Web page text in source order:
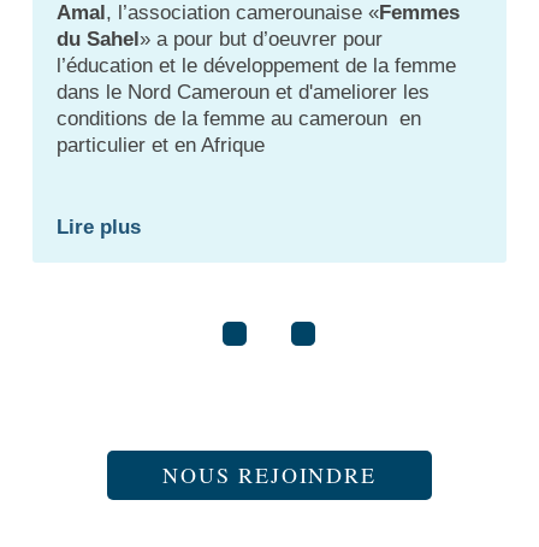
Amal, l’association camerounaise «Femmes
du Sahel» a pour but d’oeuvrer pour
l’éducation et le développement de la femme
dans le Nord Cameroun et d'ameliorer les
conditions de la femme au cameroun en
particulier et en Afrique
Lire plus
NOUS REJOINDRE